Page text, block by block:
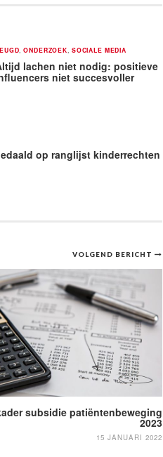
,ONDERZOEK SOCIALE MEDIA
lachen niet nodig: positieve
niet succesvoller
op ranglijst kinderrechten
VOLGEND BERICHT
subsidie patiëntenbeweging
2023
15 JANUARI 2022